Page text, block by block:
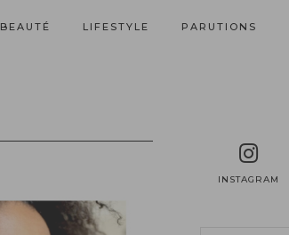
BEAUTÉ LIFESTYLE PARUTIONS
INSTAGRAM